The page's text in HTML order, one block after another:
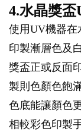
4.水晶獎
使用UV機器在
印製漸層色及
獎盃正或反面
製則色顏色飽
色底能讓顏色
相較彩色印製